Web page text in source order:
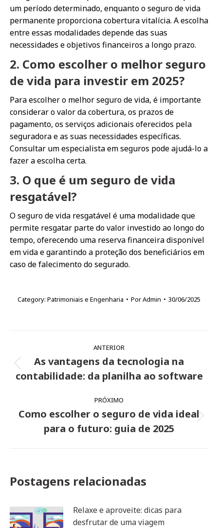
um período determinado, enquanto o seguro de vida
permanente proporciona cobertura vitalícia. A escolha
entre essas modalidades depende das suas
necessidades e objetivos financeiros a longo prazo.
2. Como escolher o melhor seguro
de vida para investir em 2025?
Para escolher o melhor seguro de vida, é importante
considerar o valor da cobertura, os prazos de
pagamento, os serviços adicionais oferecidos pela
seguradora e as suas necessidades específicas.
Consultar um especialista em seguros pode ajudá-lo a
fazer a escolha certa.
3. O que é um seguro de vida
resgatável?
O seguro de vida resgatável é uma modalidade que
permite resgatar parte do valor investido ao longo do
tempo, oferecendo uma reserva financeira disponível
em vida e garantindo a proteção dos beneficiários em
caso de falecimento do segurado.
Category: Patrimoniais e Engenharia PorAdmin 30/06/2025
de
post:
ANTERIOR
Post
anterior:
As vantagens da tecnologia na
contabilidade: da planilha ao software
PRÓXIMO
Próximo
post:
Como escolher o seguro de vida ideal
para o futuro: guia de 2025
Postagens relacionadas
Relaxe e aproveite: dicas para
desfrutar de uma viagem